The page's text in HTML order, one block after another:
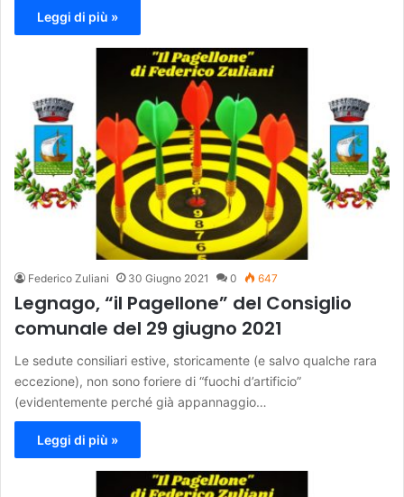
Leggi di più »
Federico Zuliani 30 Giugno 2021 0 647
Legnago, “il Pagellone” del Consiglio
comunale del 29 giugno 2021
Le sedute consiliari estive, storicamente (e salvo qualche rara
eccezione), non sono foriere di “fuochi d’artificio”
(evidentemente perché già appannaggio…
Leggi di più »